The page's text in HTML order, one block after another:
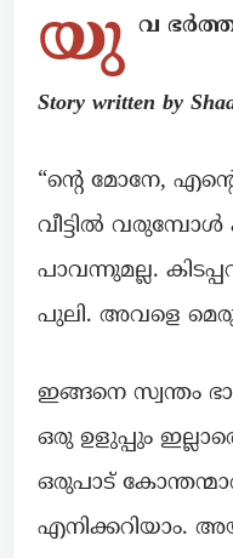
യു വ
Story written by
“ന്റെ മോനേ,
വീട്ടിൽ
പാവന്നുമല്ല.
പുലി. അവളെ
ഇങ്ങനെ സ്വന്തം
ഒരു ഉളുപ്പും
ഒരുപാട്
എനിക്കറിയാം.